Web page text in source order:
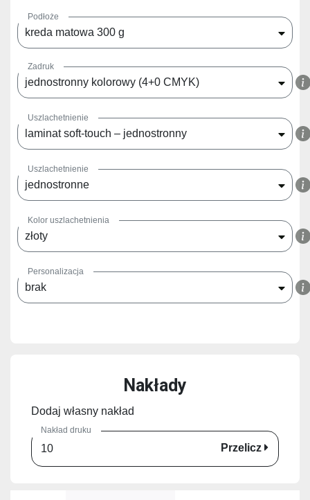
Podłoże
kreda matowa 300 g
Zadruk
jednostronny kolorowy (4+0 CMYK)
Uszlachetnienie
laminat soft-touch – jednostronny
Uszlachetnienie
jednostronne
Kolor uszlachetnienia
złoty
Personalizacja
brak
Nakłady
Dodaj własny nakład
Nakład druku
Przelicz